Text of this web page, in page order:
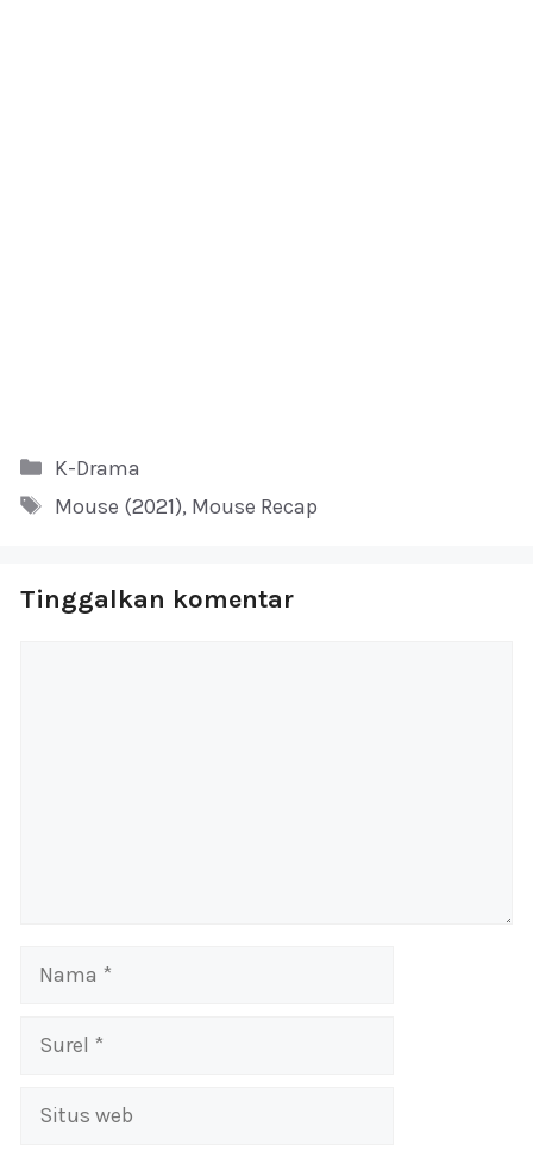
Kategori
K-Drama
Tag
Mouse (2021), Mouse Recap
Tinggalkan komentar
Nama
Surel
Situs